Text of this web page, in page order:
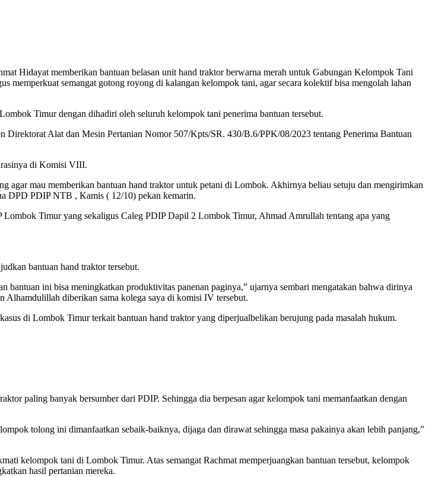
Hidayat memberikan bantuan belasan unit hand traktor berwarna merah untuk Gabungan Kelompok Tani
semangat gotong royong di kalangan kelompok tani, agar secara kolektif bisa mengolah lahan
Timur dengan dihadiri oleh seluruh kelompok tani penerima bantuan tersebut.
Direktorat Alat dan Mesin Pertanian Nomor 507/Kpts/SR. 430/B.6/PPK/08/2023 tentang Penerima Bantuan
di Komisi VIII.
agar mau memberikan bantuan hand traktor untuk petani di Lombok. Akhirnya beliau setuju dan mengirimkan
DPD PDIP NTB , Kamis ( 12/10) pekan kemarin.
Timur yang sekaligus Caleg PDIP Dapil 2 Lombok Timur, Ahmad Amrullah tentang apa yang
bantuan hand traktor tersebut.
ini bisa meningkatkan produktivitas panenan paginya,” ujarnya sembari mengatakan bahwa dirinya
Alhamdulillah diberikan sama kolega saya di komisi IV tersebut.
di Lombok Timur terkait bantuan hand traktor yang diperjualbelikan berujung pada masalah hukum.
paling banyak bersumber dari PDIP. Sehingga dia berpesan agar kelompok tani memanfaatkan dengan
tolong ini dimanfaatkan sebaik-baiknya, dijaga dan dirawat sehingga masa pakainya akan lebih panjang,”
kelompok tani di Lombok Timur. Atas semangat Rachmat memperjuangkan bantuan tersebut, kelompok
hasil pertanian mereka.